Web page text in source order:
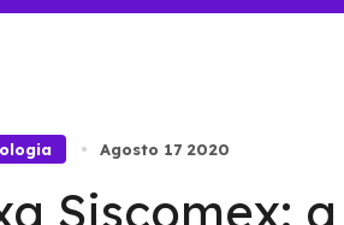
Agosto 17 2020
Siscomex: